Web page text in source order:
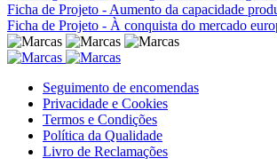
Ficha de Projeto - Aumento da capacidade
Ficha de Projeto - À conquista do mercado
Seguimento de encomendas
Privacidade e Cookies
Termos e Condições
Política da Qualidade
Livro de Reclamações